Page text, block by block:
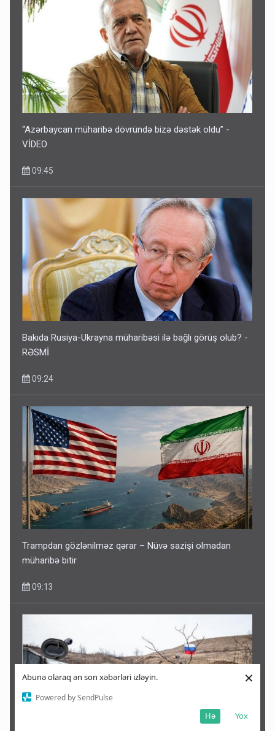
Abunə olaraq ən son xəbərləri izləyin.
Powered by SendPulse
Yox
Hə
×
“Azərbaycan müharibə dövründə bizə dəstək oldu” -
VİDEO
09:45
Bakıda Rusiya-Ukrayna müharibəsi ilə bağlı görüş olub? -
RƏSMİ
09:24
Trampdan gözlənilməz qərar – Nüvə sazişi olmadan
müharibə bitir
09:13